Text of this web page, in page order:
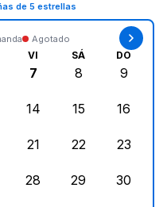
de 5 estrellas
Agotado
VI SÁ DO
agosto 5, 2026
agosto 6, 2026
7
8
9
14
15
16
21
22
23
28
29
30